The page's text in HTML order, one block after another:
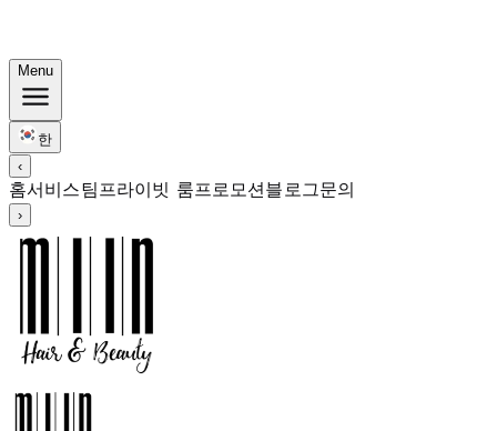
Menu
한
‹
홈서비스팀프라이빗 룸프로모션블로그문의
›